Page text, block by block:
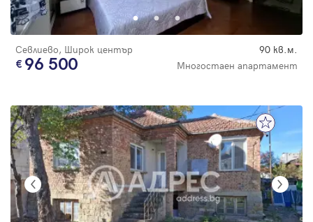
Севлиево, Широк център 90 кв.м.
96 500 Многостаен апартамент